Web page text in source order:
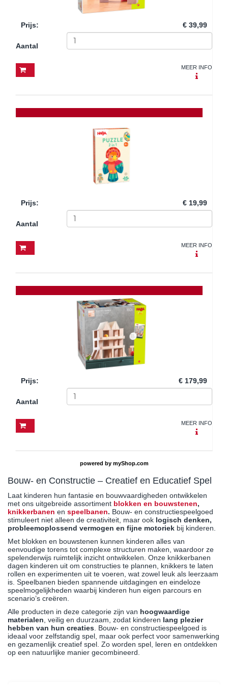
Prijs: € 39,99
Aantal
MEER INFO
Prijs: € 19,99
Aantal
MEER INFO
Prijs: € 179,99
Aantal
MEER INFO
powered by myShop.com
Bouw- en Constructie – Creatief en Educatief Spel
Laat kinderen hun fantasie en bouwvaardigheden ontwikkelen
met ons uitgebreide assortiment blokken en bouwstenen,
knikkerbanen en speelbanen. Bouw- en constructiespeelgoed
stimuleert niet alleen de creativiteit, maar ook logisch denken,
probleemoplossend vermogen en fijne motoriek bij kinderen.
Met blokken en bouwstenen kunnen kinderen alles van
eenvoudige torens tot complexe structuren maken, waardoor ze
spelenderwijs ruimtelijk inzicht ontwikkelen. Onze knikkerbanen
dagen kinderen uit om constructies te plannen, knikkers te laten
rollen en experimenten uit te voeren, wat zowel leuk als leerzaam
is. Speelbanen bieden spannende uitdagingen en eindeloze
speelmogelijkheden waarbij kinderen hun eigen parcours en
scenario’s creëren.
Alle producten in deze categorie zijn van hoogwaardige
materialen, veilig en duurzaam, zodat kinderen lang plezier
hebben van hun creaties. Bouw- en constructiespeelgoed is
ideaal voor zelfstandig spel, maar ook perfect voor samenwerking
en gezamenlijk creatief spel. Zo worden spel, leren en ontdekken
op een natuurlijke manier gecombineerd.